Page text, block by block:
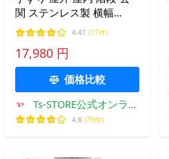
関 ステンレス製 横幅
100cm 高さ86cm 防錆 介
護 高齢者 段差 玄関ポーチ
角度調整 水平置き 頑丈 手
摺 てすり 爆買
4.41 (17件)
17,980 円
価格比較
Ts-STORE公式オンライ
ンストア
4.8 (79件)